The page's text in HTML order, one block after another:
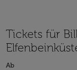
Tickets für
Ab